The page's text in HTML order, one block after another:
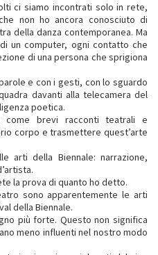
ci siamo incontrati solo in rete,
non ho ancora conosciuto di
della danza contemporanea. Ma
un computer, ogni contatto che
di una persona che sprigiona
e con i gesti, con lo sguardo
davanti alla telecamera del
poetica.
brevi racconti teatrali e
corpo e trasmettere quest’arte
arti della Biennale: narrazione,
la prova di quanto ho detto.
sono apparentemente le arti
della Biennale.
più forte. Questo non significa
meno influenti nel nostro modo